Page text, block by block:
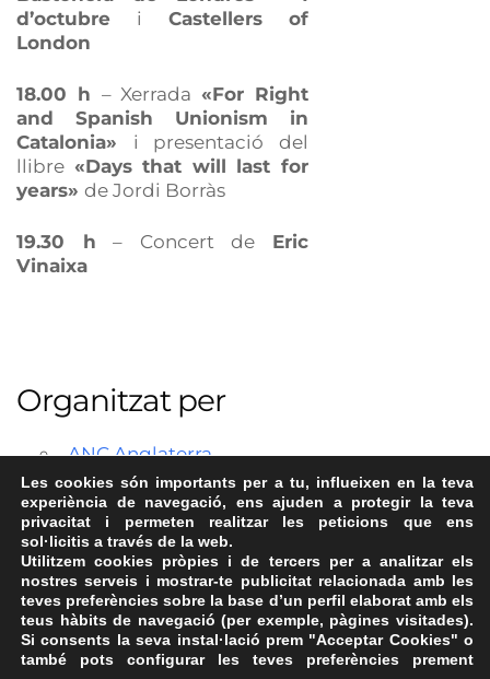
d’octubre i Castellers of
London
18.00 h – Xerrada«For Right
and Spanish Unionism in
Catalonia» i presentació del
llibre «Days that will last for
years» de Jordi Borràs
19.30 h – Concert de Eric
Vinaixa
Organitzat per
ANC Anglaterra
Les cookies són importants per a tu, influeixen en la teva
experiència de navegació, ens ajuden a protegir la teva
privacitat i permeten realitzar les peticions que ens
sol·licitis a través de la web.
Utilitzem cookies pròpies i de tercers per a analitzar els
nostres serveis i mostrar-te publicitat relacionada amb les
teves preferències sobre la base d’un perfil elaborat amb els
teus hàbits de navegació (per exemple, pàgines visitades).
Si consents la seva instal·lació prem "Acceptar Cookies" o
també pots configurar les teves preferències prement